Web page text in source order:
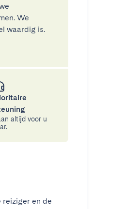
We
waardig is.
altijd voor u
reiziger en de